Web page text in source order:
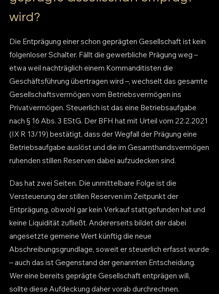
wird?
Die Entprägung einer schon geprägten Gesellschaft ist kein
folgenloser Schalter. Fällt die gewerbliche Prägung weg –
etwa weil nachträglich einem Kommanditisten die
Geschäftsführung übertragen wird –, wechselt das gesamte
Gesellschaftsvermögen vom Betriebsvermögen ins
Privatvermögen. Steuerlich ist das eine Betriebsaufgabe
nach § 16 Abs. 3 EStG. Der BFH hat mit Urteil vom 22.2.2021
(IX R 13/19) bestätigt, dass der Wegfall der Prägung eine
Betriebsaufgabe auslöst und die im Gesamthandsvermögen
ruhenden stillen Reserven dabei aufzudecken sind.
Das hat zwei Seiten. Die unmittelbare Folge ist die
Versteuerung der stillen Reserven im Zeitpunkt der
Entprägung, obwohl gar kein Verkauf stattgefunden hat und
keine Liquidität zufließt. Andererseits bildet der dabei
angesetzte gemeine Wert künftig die neue
Abschreibungsgrundlage, soweit er steuerlich erfasst wurde
– auch das ist Gegenstand der genannten Entscheidung.
Wer eine bereits geprägte Gesellschaft entprägen will,
sollte diese Aufdeckung daher vorab durchrechnen.